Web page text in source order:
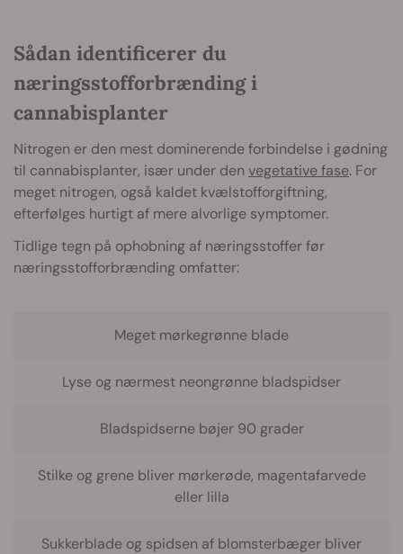
Sådan identificerer du
næringsstofforbrænding i
cannabisplanter
Nitrogen er den mest dominerende forbindelse i gødning
til cannabisplanter, især under den vegetative fase. For
meget nitrogen, også kaldet kvælstofforgiftning,
efterfølges hurtigt af mere alvorlige symptomer.
Tidlige tegn på ophobning af næringsstoffer før
næringsstofforbrænding omfatter:
Meget mørkegrønne blade
Lyse og nærmest neongrønne bladspidser
Bladspidserne bøjer 90 grader
Stilke og grene bliver mørkerøde, magentafarvede
eller lilla
Sukkerblade og spidsen af blomsterbæger bliver